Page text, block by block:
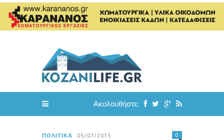
Ακολουθήστε:
ΠΟΛΙΤΙΚΆ 05/07/2015 0